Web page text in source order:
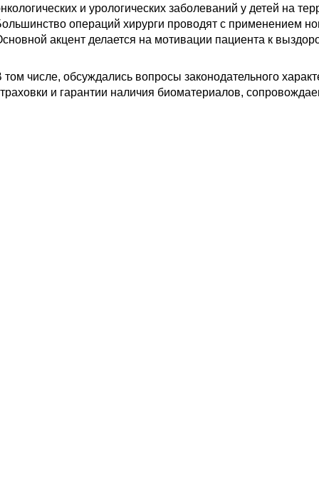
и урологических заболеваний у детей на
операций хирурги проводят с применением
акцент делается на мотивации пациента к
том числе, обсуждались вопросы законодательного
и гарантии наличия биоматериалов,